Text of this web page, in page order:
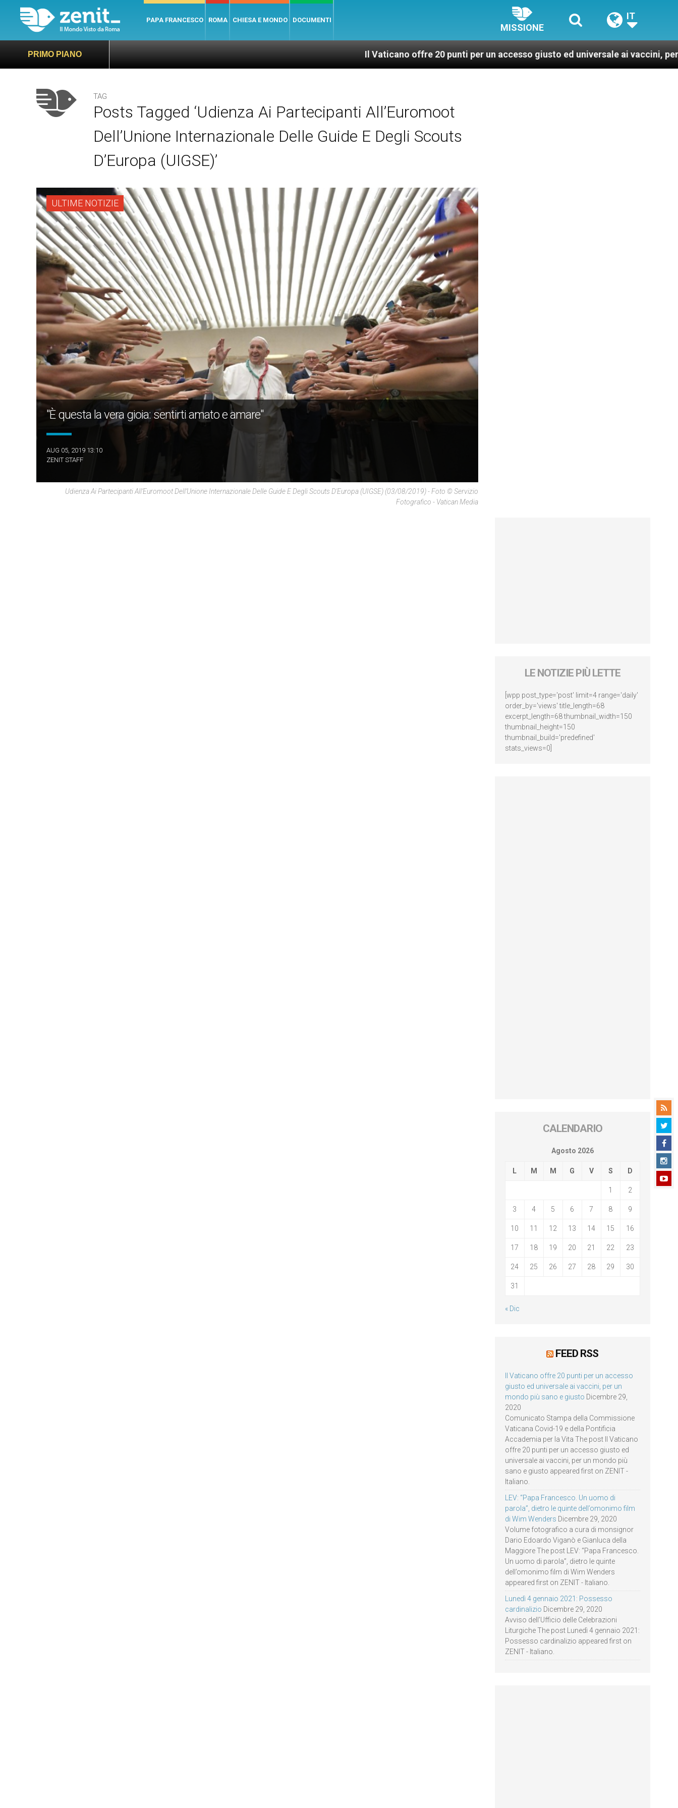
PAPA FRANCESCO ROMA CHIESA E MONDO DOCUMENTI
MISSIONE
IT
PRIMO PIANO Il Vaticano offre 20 punti per un accesso giusto ed universale ai vaccini, per un mondo
TAG
Posts Tagged ‘Udienza Ai Partecipanti All’Euromoot
Dell’Unione Internazionale Delle Guide E Degli Scouts
D’Europa (UIGSE)’
ULTIME NOTIZIE
"È questa la vera gioia: sentirti amato e amare"
AUG 05, 2019 13:10
ZENIT STAFF
Udienza Ai Partecipanti All’Euromoot Dell’Unione Internazionale Delle Guide E Degli Scouts D'Europa (UIGSE) (03/08/2019) - Foto © Servizio
Fotografico - Vatican Media
LE NOTIZIE PIÙ LETTE
[wpp post_type='post' limit=4 range='daily'
order_by='views' title_length=68
excerpt_length=68 thumbnail_width=150
thumbnail_height=150
thumbnail_build='predefined'
stats_views=0]
CALENDARIO
Agosto 2026
L M M G V S D
1 2
3 4 5 6 7 8 9
10 11 12 13 14 15 16
17 18 19 20 21 22 23
24 25 26 27 28 29 30
31
« Dic
FEED RSS
Il Vaticano offre 20 punti per un accesso
giusto ed universale ai vaccini, per un
mondo più sano e giusto Dicembre 29,
2020
Comunicato Stampa della Commissione
Vaticana Covid-19 e della Pontificia
Accademia per la Vita The post Il Vaticano
offre 20 punti per un accesso giusto ed
universale ai vaccini, per un mondo più
sano e giusto appeared first on ZENIT -
Italiano.
LEV: “Papa Francesco. Un uomo di
parola”, dietro le quinte dell’omonimo film
di Wim Wenders Dicembre 29, 2020
Volume fotografico a cura di monsignor
Dario Edoardo Viganò e Gianluca della
Maggiore The post LEV: “Papa Francesco.
Un uomo di parola”, dietro le quinte
dell’omonimo film di Wim Wenders
appeared first on ZENIT - Italiano.
Lunedì 4 gennaio 2021: Possesso
cardinalizio Dicembre 29, 2020
Avviso dell’Ufficio delle Celebrazioni
Liturgiche The post Lunedì 4 gennaio 2021:
Possesso cardinalizio appeared first on
ZENIT - Italiano.